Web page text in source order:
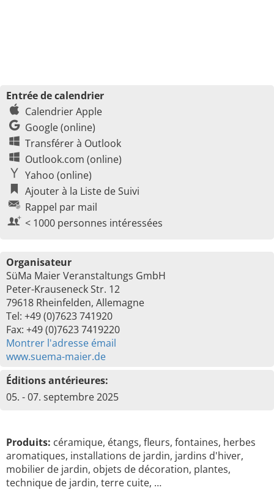
Entrée de calendrier
Calendrier Apple
Google (online)
Transférer à Outlook
Outlook.com (online)
Yahoo (online)
Ajouter à la Liste de Suivi
Rappel par mail
< 1000 personnes intéressées
Organisateur
SüMa Maier Veranstaltungs GmbH
Peter-Krauseneck Str. 12
79618 Rheinfelden, Allemagne
Tel: +49 (0)7623 741920
Fax: +49 (0)7623 7419220
Montrer l'adresse émail
www.suema-maier.de
Éditions antérieures:
05. - 07. septembre 2025
Produits: céramique, étangs, fleurs, fontaines, herbes
aromatiques, installations de jardin, jardins d'hiver,
mobilier de jardin, objets de décoration, plantes,
technique de jardin, terre cuite, …